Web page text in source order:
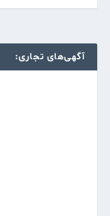
آگهی‌های تجاری: